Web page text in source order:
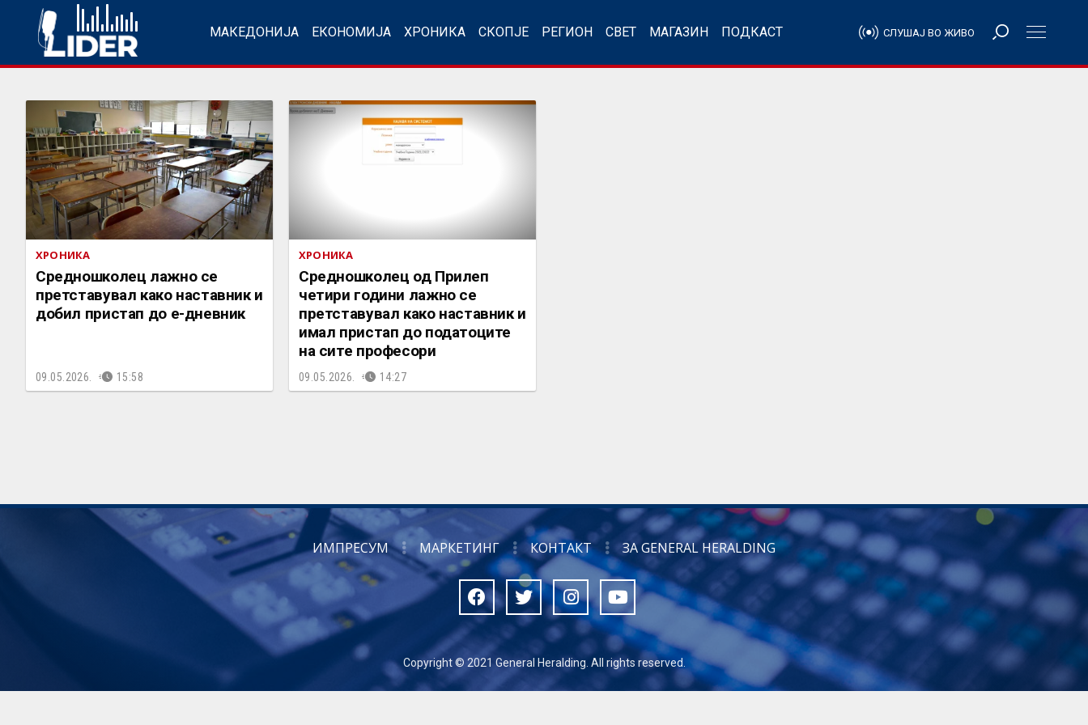
МАКЕДОНИЈА ЕКОНОМИЈА ХРОНИКА СКОПЈЕ РЕГИОН СВЕТ МАГАЗИН ПОДКАСТ СЛУШАЈ ВО ЖИВО
ХРОНИКА
Средношколец лажно се
претставувал како наставник и
добил пристап до е-дневник
09.05.2026. 15:58
ХРОНИКА
Средношколец од Прилеп
четири години лажно се
претставувал како наставник и
имал пристап до податоците
на сите професори
09.05.2026. 14:27
ИМПРЕСУМ МАРКЕТИНГ КОНТАКТ ЗА GENERAL HERALDING
Copyright © 2021 General Heralding. All rights reserved.